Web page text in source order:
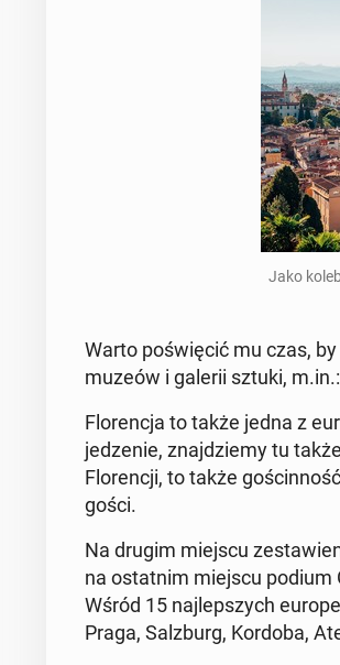
Jako
Warto po­świę­cić mu czas,
muzeów i galerii sztuki,
Flo­ren­cja to także jedna z
je­dze­nie, znaj­dzie­my tu
Flo­ren­cji, to także
gości.
Na drugim miejscu
na ostat­nim miejscu podium
Wśród 15 naj­lep­szych
Praga, Sal­zburg, Kordoba,